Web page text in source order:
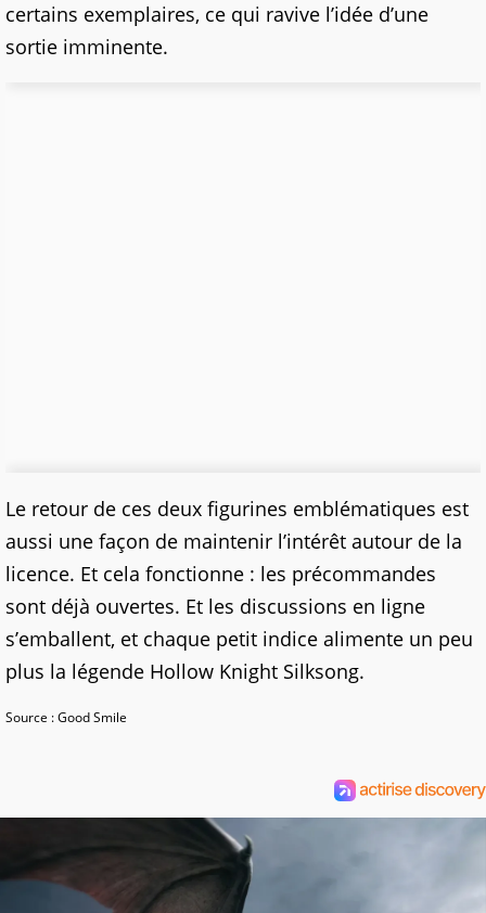
certains exemplaires, ce qui ravive l’idée d’une
sortie imminente.
Le retour de ces deux figurines emblématiques est
aussi une façon de maintenir l’intérêt autour de la
licence. Et cela fonctionne : les précommandes
sont déjà ouvertes. Et les discussions en ligne
s’emballent, et chaque petit indice alimente un peu
plus la légende Hollow Knight Silksong.
Source : Good Smile